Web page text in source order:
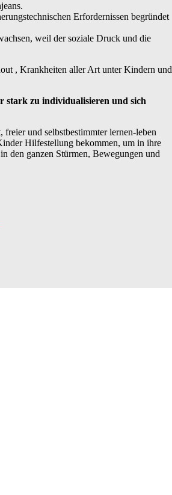
Erfordernissen begründet
weil der soziale Druck und die
, Krankheiten aller Art unter Kindern und
stark zu individualisieren und sich
und selbstbestimmter lernen-leben
Hilfestellung bekommen, um in ihre
den ganzen Stürmen, Bewegungen und